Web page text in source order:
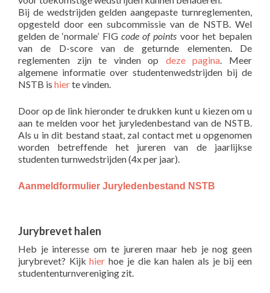
Bij de wedstrijden gelden aangepaste turnreglementen,
opgesteld door een subcommissie van de NSTB. Wel
gelden de ‘normale’ FIG code of points voor het bepalen
van de D-score van de geturnde elementen. De
reglementen zijn te vinden op deze pagina. Meer
algemene informatie over studentenwedstrijden bij de
NSTB is hierte vinden.
Door op de link hieronder te drukken kunt u kiezen om u
aan te melden voor het juryledenbestand van de NSTB.
Als u in dit bestand staat, zal contact met u opgenomen
worden betreffende het jureren van de jaarlijkse
studenten turnwedstrijden (4x per jaar).
Aanmeldformulier Juryledenbestand NSTB
Jurybrevet halen
Heb je interesse om te jureren maar heb je nog geen
jurybrevet? Kijkhier hoe je die kan halen als je bij een
studententurnvereniging zit.